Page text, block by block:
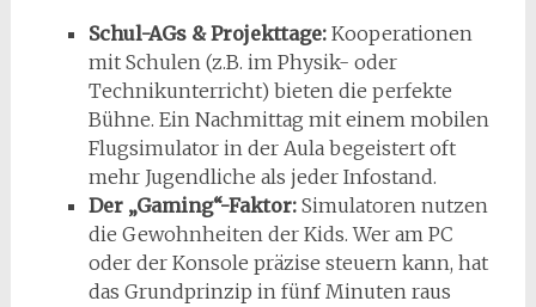
Schul-AGs & Projekttage: Kooperationen
mit Schulen (z.B. im Physik- oder
Technikunterricht) bieten die perfekte
Bühne. Ein Nachmittag mit einem mobilen
Flugsimulator in der Aula begeistert oft
mehr Jugendliche als jeder Infostand.
Der „Gaming“-Faktor: Simulatoren nutzen
die Gewohnheiten der Kids. Wer am PC
oder der Konsole präzise steuern kann, hat
das Grundprinzip in fünf Minuten raus